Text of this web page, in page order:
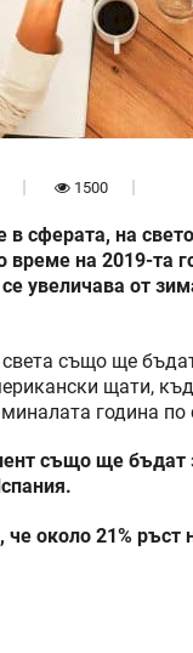
1500
в сферата, на
време на 2019-та
увеличава от
също ще
щати,
година
също ще бъдат
че около 21%